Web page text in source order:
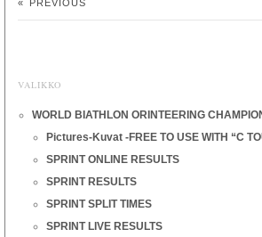
« PREVIOUS
VALIKKO
WORLD BIATHLON ORINTEERING
Pictures-Kuvat -FREE TO USE WITH “C
SPRINT ONLINE RESULTS
SPRINT RESULTS
SPRINT SPLIT TIMES
SPRINT LIVE RESULTS